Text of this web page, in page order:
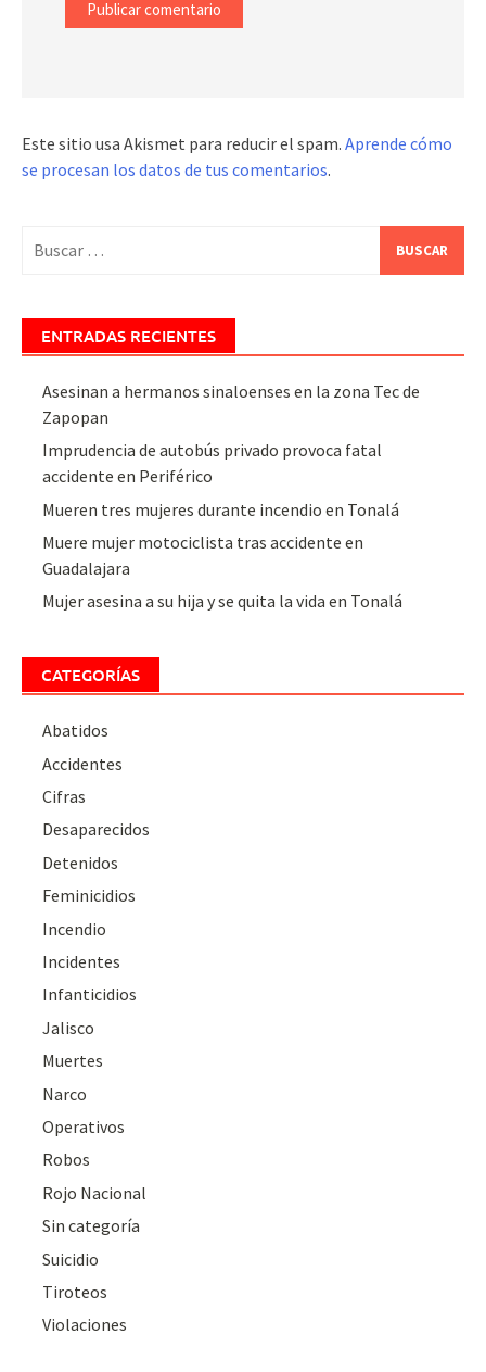
Este sitio usa Akismet para reducir el spam. Aprende cómo
se procesan los datos de tus comentarios.
ENTRADAS RECIENTES
Asesinan a hermanos sinaloenses en la zona Tec de
Zapopan
Imprudencia de autobús privado provoca fatal
accidente en Periférico
Mueren tres mujeres durante incendio en Tonalá
Muere mujer motociclista tras accidente en
Guadalajara
Mujer asesina a su hija y se quita la vida en Tonalá
CATEGORÍAS
Abatidos
Accidentes
Cifras
Desaparecidos
Detenidos
Feminicidios
Incendio
Incidentes
Infanticidios
Jalisco
Muertes
Narco
Operativos
Robos
Rojo Nacional
Sin categoría
Suicidio
Tiroteos
Violaciones